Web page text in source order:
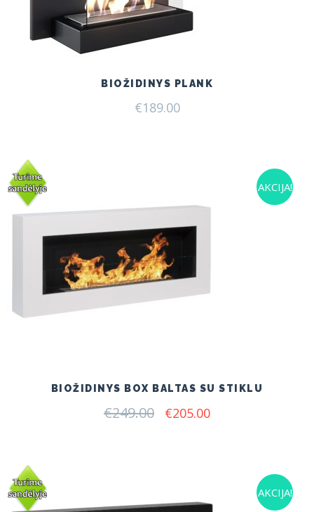
BIOŽIDINYS PLANK
€189.00
AKCIJA!
BIOŽIDINYS BOX BALTAS SU STIKLU
€249.00 Original
€205.00Current
AKCIJA!